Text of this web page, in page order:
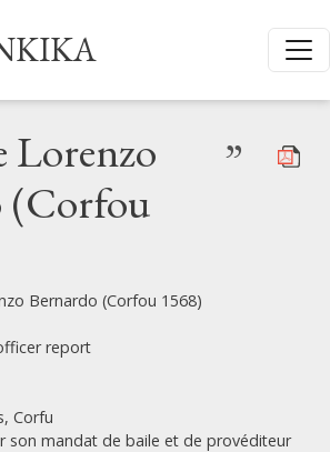
Lorenzo
(Corfou
”
Bernardo (Corfou 1568)
report
Corfu
son mandat de baile et de provéditeur